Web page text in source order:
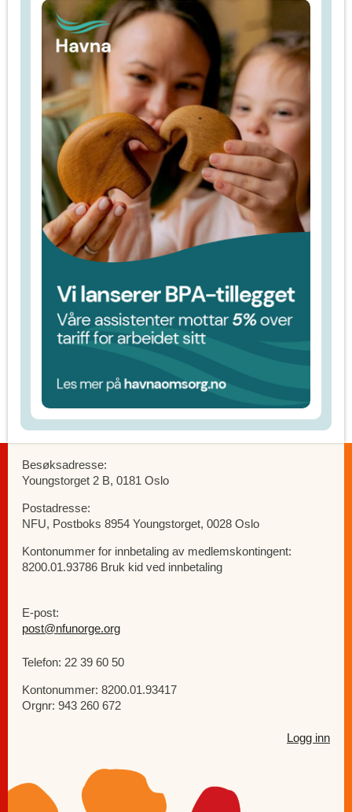
Besøksadresse:
Youngstorget 2 B, 0181 Oslo
Postadresse:
NFU, Postboks 8954 Youngstorget, 0028 Oslo
Kontonummer for innbetaling av medlemskontingent:
8200.01.93786 Bruk kid ved innbetaling
E-post:
post@nfunorge.org
Telefon: 22 39 60 50
Kontonummer: 8200.01.93417
Orgnr: 943 260 672
Logg inn